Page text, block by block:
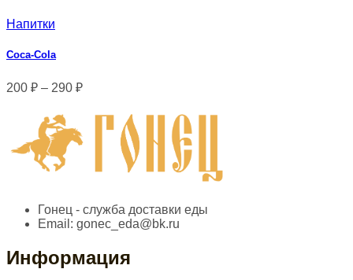
Напитки
Coca‑Cola
200 ₽ – 290 ₽
Гонец - служба доставки еды
Email: gonec_eda@bk.ru
Информация